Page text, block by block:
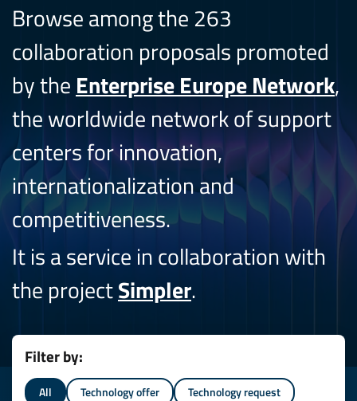
Browse among the 263
collaboration proposals promoted
by the Enterprise Europe Network,
the worldwide network of support
centers for innovation,
internationalization and
competitiveness.
It is a service in collaboration with
the projectSimpler.
Filter by:
All Technology offer
Technology request